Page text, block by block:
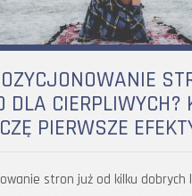
DLA CIERPLIWYCH?
PIERWSZE
stron już od kilku dobrych